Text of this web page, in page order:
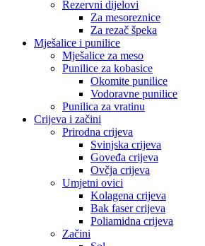
Rezervni dijelovi
Za mesoreznice
Za rezač špeka
Mješalice i punilice
Mješalice za meso
Punilice za kobasice
Okomite punilice
Vodoravne punilice
Punilica za vratinu
Crijeva i začini
Prirodna crijeva
Svinjska crijeva
Goveđa crijeva
Ovčja crijeva
Umjetni ovici
Kolagena crijeva
Bak faser crijeva
Poliamidna crijeva
Začini